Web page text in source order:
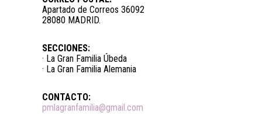
Apartado de Correos 36092
28080 MADRID.
SECCIONES:
· La Gran Familia Úbeda
· La Gran Familia Alemania
CONTACTO:
pmlagranfamilia@gmail.com